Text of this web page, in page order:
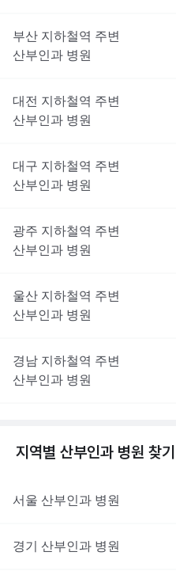
부산 지하철역 주변
산부인과 병원
대전 지하철역 주변
산부인과 병원
대구 지하철역 주변
산부인과 병원
광주 지하철역 주변
산부인과 병원
울산 지하철역 주변
산부인과 병원
경남 지하철역 주변
산부인과 병원
지역별 산부인과 병원 찾기
서울 산부인과 병원
경기 산부인과 병원